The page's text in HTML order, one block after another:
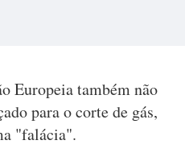
Europeia também não
para o corte de gás,
"falácia".